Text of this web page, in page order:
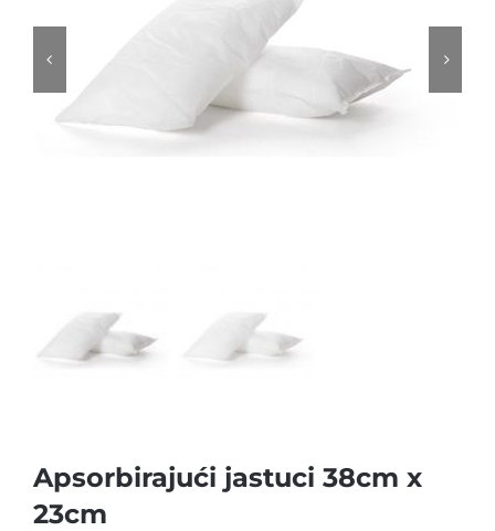
Apsorbirajući jastuci 38cm x
23cm